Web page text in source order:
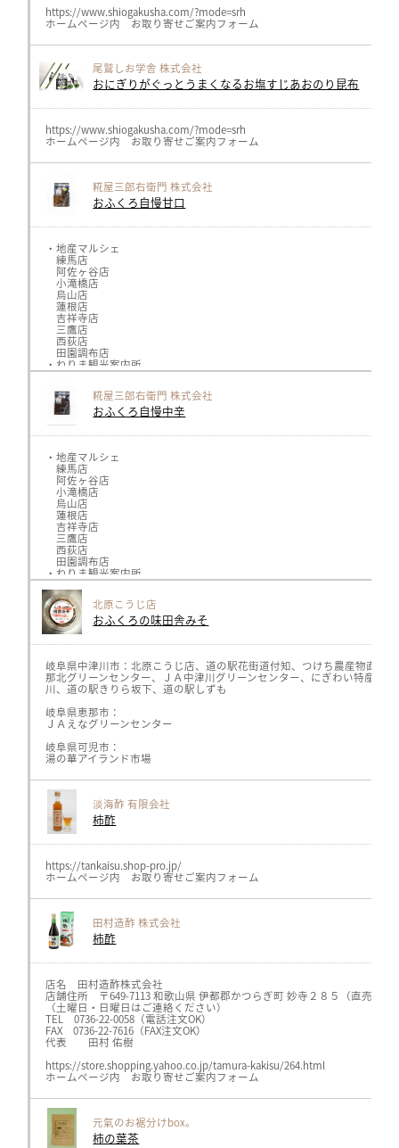
https://www.shiogakusha.com/?mode=srh
ホームページ内 お取り寄せご案内フォーム
尾鷲しお学舎 株式会社
おにぎりがぐっとうまくなるお塩すじあおのり昆布
https://www.shiogakusha.com/?mode=srh
ホームページ内 お取り寄せご案内フォーム
糀屋三郎右衛門 株式会社
おふくろ自慢甘口
・地産マルシェ
練馬店
阿佐ヶ谷店
小滝橋店
烏山店
蓮根店
吉祥寺店
三鷹店
西荻店
田園調布店
・ねりま観光案内所
・石神井観光案内所
・コンビニエンスストア高橋
・プラザトキワ練馬店
・まちの駅青梅
・小平マナ
・ホテルカデンツァ東京
・トレッサ横浜すえひろ
糀屋三郎右衛門 株式会社
おふくろ自慢中辛
・地産マルシェ
練馬店
阿佐ヶ谷店
小滝橋店
烏山店
蓮根店
吉祥寺店
三鷹店
西荻店
田園調布店
・ねりま観光案内所
・石神井観光案内所
・コンビニエンスストア高橋
・プラザトキワ練馬店
・まちの駅青梅
・小平マナ
・ホテルカデンツァ東京
・トレッサ横浜すえひろ
北原こうじ店
おふくろの味田舎みそ
岐阜県中津川市：北原こうじ店、道の駅花街道付知、つけち農産物直売
那北グリーンセンター、ＪＡ中津川グリーンセンター、にぎわい特産館
川、道の駅きりら坂下、道の駅しずも
岐阜県恵那市：
ＪＡえなグリーンセンター
岐阜県可児市：
湯の華アイランド市場
淡海酢 有限会社
柿酢
https://tankaisu.shop-pro.jp/
ホームページ内 お取り寄せご案内フォーム
田村造酢 株式会社
柿酢
店名 田村造酢株式会社
店舗住所 〒649-7113 和歌山県 伊都郡かつらぎ町 妙寺２８５（直売あり
（土曜日・日曜日はご連絡ください）
TEL 0736-22-0058（電話注文OK）
FAX 0736-22-7616（FAX注文OK）
代表 田村 佑樹
https://store.shopping.yahoo.co.jp/tamura-kakisu/264.html
ホームページ内 お取り寄せご案内フォーム
元氣のお裾分けbox。
柿の葉茶